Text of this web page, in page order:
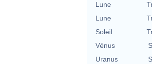
Lune
Lune
Soleil
Vénus
Uranus